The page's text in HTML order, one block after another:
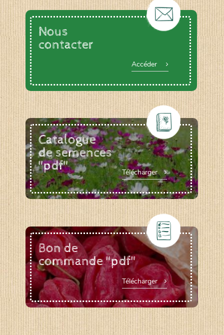
Nous
contacter
Accéder
Catalogue
de semences
"pdf"
Télécharger
Bon de
commande "pdf"
Télécharger